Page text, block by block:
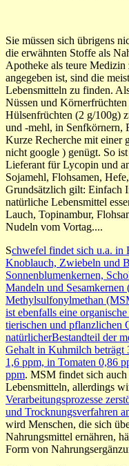
Sie müssen sich übrigens
die erwähnten Stoffe als
Apotheke als teure
angegeben ist, sind die
Lebensmitteln zu finden.
Nüssen und
Hülsenfrüchten (2 g/100g)
und -mehl, in Senfkörnern,
Kurze Recherche mit einer
nicht google ) genügt. So
Lieferant für Lycopin und
Sojamehl, Flohsamen,
Grundsätzlich gilt: Einfach
natürliche Lebensmittel
Lauch, Topinambur,
Nudeln vom Vortag....
Schwefel findet sich u.a. in
Knoblauch, Zwiebeln und
Sonnenblumenkernen,
Mandeln und Sesamkernen
Methylsulfonylmethan
ist ebenfalls eine
tierischen und pflanzlichen
natürlicherBestandteil der
Gehalt in Kuhmilch beträgt
1,6 ppm, in Tomaten 0,86
ppm. MSM findet sich auch
Lebensmitteln, allerdings
Verarbeitungsprozesse
und Trocknungsverfahren
wird Menschen, die sich
Nahrungsmittel ernähren,
Form von